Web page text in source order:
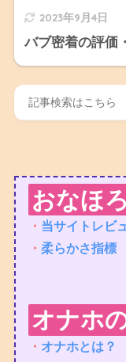
2023年9月4日
バブ密着の評価
おなほ
・ 当サイトレビ
・ 柔らかさ指標
オナ
・ オナホとは？